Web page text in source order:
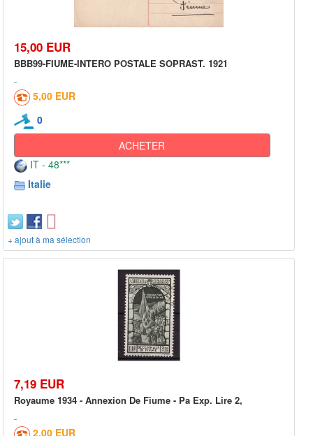
15,00 EUR
BBB99-FIUME-INTERO POSTALE SOPRAST. 1921
5,00 EUR
0
ACHETER
IT - 48***
Italie
+ ajout à ma sélection
7,19 EUR
Royaume 1934 - Annexion De Fiume - Pa Exp. Lire 2,
2,00 EUR